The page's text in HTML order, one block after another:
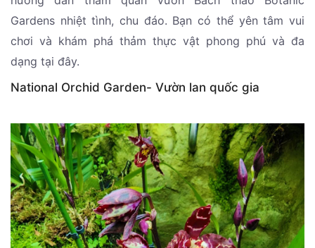
Gardens nhiệt tình, chu đáo. Bạn có thể yên tâm vui
chơi và khám phá thảm thực vật phong phú và đa
dạng tại đây.
National Orchid Garden- Vườn lan quốc gia